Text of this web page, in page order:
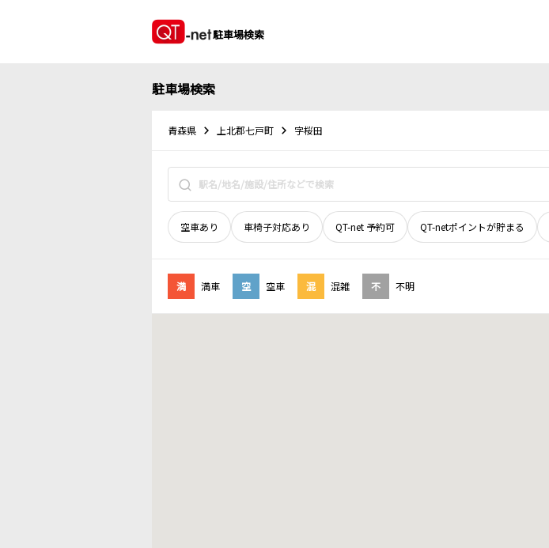
駐車場検索
駐車場検索
青森県 上北郡七戸町 字桜田
空車あり 車椅子対応あり QT-net 予約可 QT-netポイントが貯まる
満 満車 空 空車 混 混雑 不 不明